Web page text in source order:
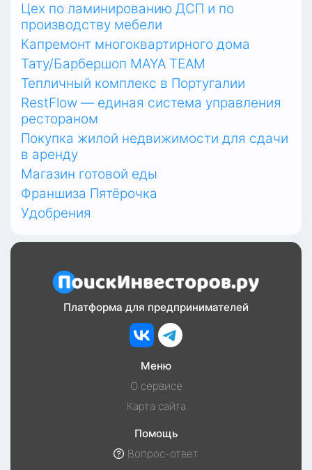
Цех по ламинированию ДСП и по
производству мебели
Капремонт многоквартирного дома
Тату/Барбершоп MAYA TEAM
Тепличный комплекс в Португалии
RestFlow — единая система управления
рестораном
Покупка жилой недвижимости для сдачи
в аренду
Магазин готовой еды
Франшиза Пятёрочка
Удобрения
Платформа для предпринимателей
Меню
О сервисе
Карта сайта
Помощь
Вопрос-ответ